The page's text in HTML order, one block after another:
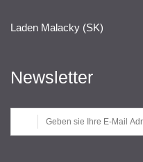
Laden Malacky (SK)
Newsletter